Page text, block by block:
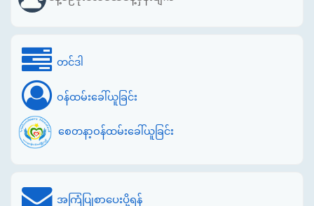
တင်ဒါ
ဝန်ထမ်းခေါ်ယူခြင်း
စေတနာ့ဝန်ထမ်းခေါ်ယူခြင်း
အကြံပြုစာပေးပို့ရန်